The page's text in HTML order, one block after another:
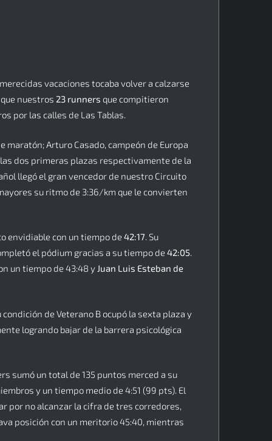
vacaciones tocaba volver a calzarse
nuestros 23 runners que compitieron
por las calles de Las Tablas.
Arturo Casado, campeón de Europa
dos primeras plazas respectivamente de la
llegó el gran vencedor de nuestro Circuito
su ritmo de 3:36/km que le convierten
envidiable con un tiempo de42:17. Su
el pódium gracias a su tiempo de42:05.
un tiempo de 43:48 y Juan Luis Esteban de
condición de Veterano B ocupó la sexta plaza y
logrando bajar de la barrera psicológica
sumó un total de 135 puntos merced a su
y un tiempo medio de 4:51 (99 pts). El
por no alcanzar la cifra de tres corredores,
posición con un meritorio 45:40, mientras